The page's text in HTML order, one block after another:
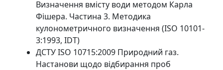
Визначення вмісту води методом Карла
Фішера. Частина 3. Методика
кулонометричного визначення (ISO 10101-
3:1993, IDT)
ДСТУ ISO 10715:2009 Природний газ.
Настанови щодо відбирання проб